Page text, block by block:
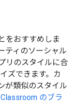
をおすすめしま
ティのソーシャル
リのスタイルに合
ズできます。カ
が類似のスタイル
Classroom のブラ